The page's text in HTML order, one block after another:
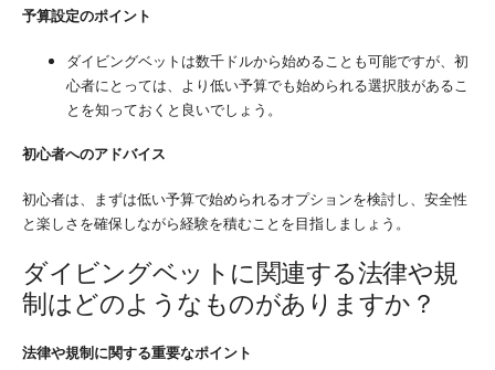
予算設定のポイント
ダイビングベットは数千ドルから始めることも可能ですが、初
心者にとっては、より低い予算でも始められる選択肢があるこ
とを知っておくと良いでしょう。
初心者へのアドバイス
初心者は、まずは低い予算で始められるオプションを検討し、安全性
と楽しさを確保しながら経験を積むことを目指しましょう。
ダイビングベットに関連する法律や規
制はどのようなものがありますか？
法律や規制に関する重要なポイント